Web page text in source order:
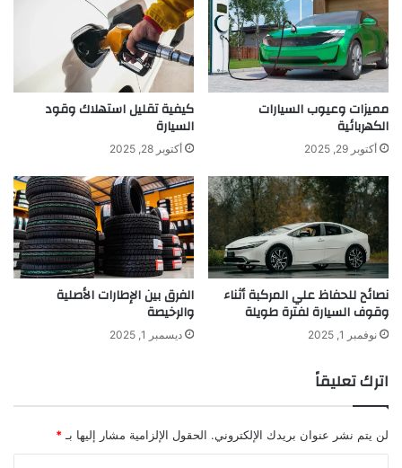
مميزات وعيوب السيارات
الكهربائية
أكتوبر 29, 2025
كيفية تقليل استهلاك وقود
السيارة
أكتوبر 28, 2025
نصائح للحفاظ علي المركبة أثناء
وقوف السيارة لفترة طويلة
نوفمبر 1, 2025
الفرق بين الإطارات الأصلية
والرخيصة
ديسمبر 1, 2025
اترك تعليقاً
لن يتم نشر عنوان بريدك الإلكتروني. الحقول الإلزامية مشار إليها بـ *